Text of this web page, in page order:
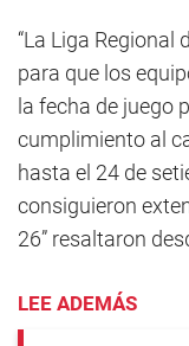
“La Liga Regional
para que los
la fecha de juego
cumplimiento al
hasta el 24 de
consiguieron
26” resaltaron
LEE ADEMÁS